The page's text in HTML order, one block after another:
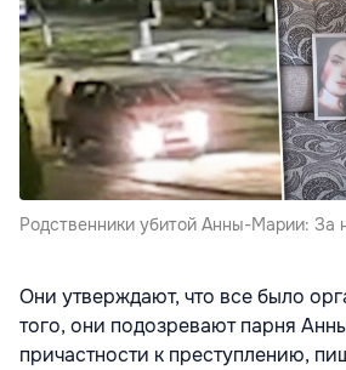
Родственники убитой Анны-Марии: За
Они утверждают, что все было
того, они подозревают парня
причастности к преступлению,